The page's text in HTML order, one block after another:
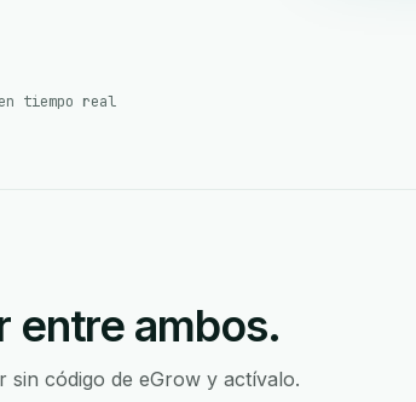
tiempo real
entre ambos.
código de eGrow y actívalo.